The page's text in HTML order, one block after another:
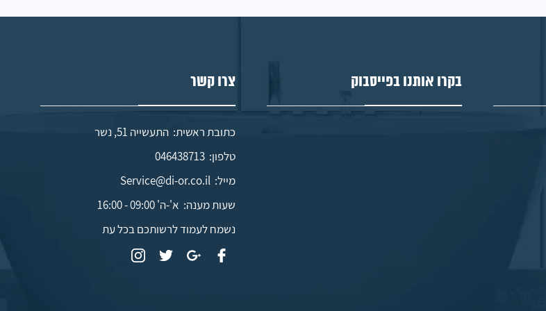
בקרו אותנו בפייסבוק צרו קשר
כתובת ראשית: התעשייה 51, נשר
טלפון: 046438713
מייל: Service@di-or.co.il
שעות מענה: א'-ה' 09:00 - 16:00
נשמח לעמוד לרשותכם בכל עת